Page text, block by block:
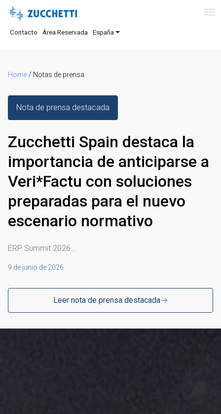
Contacto Área Reservada España
Home / Notas de prensa
Nota de prensa destacada
Zucchetti Spain destaca la
importancia de anticiparse a
Veri*Factu con soluciones
preparadas para el nuevo
escenario normativo
ERP Summit 2026…
9 de junio de 2026
Leer nota de prensa destacada